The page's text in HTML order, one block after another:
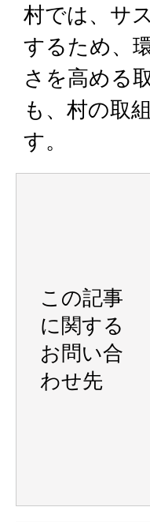
村では、サ
するため、
さを高める
も、村の取
す。
この記事
に関する
お問い合
わせ先